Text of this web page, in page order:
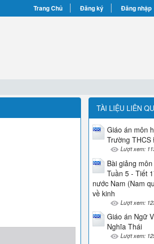
Trang Chủ Đăng ký Đăng nhập
TÀI LIỆU LIÊN
Giáo án môn
Trường THCS
Lượt xem:
Bài giảng
Tuần 5 - Tiết
nước Nam (Nam
về kinh
Lượt xem:
Giáo án Ngữ
Nghĩa Thái
Lượt xem: